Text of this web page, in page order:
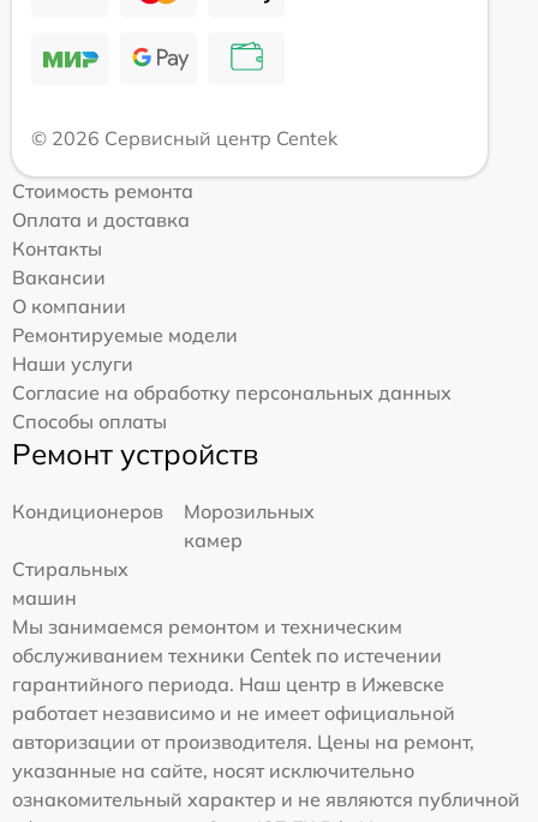
© 2026 Сервисный центр Centek
Стоимость ремонта
Оплата и доставка
Контакты
Вакансии
О компании
Ремонтируемые модели
Наши услуги
Согласие на обработку персональных данных
Способы оплаты
Ремонт устройств
Кондиционеров
Морозильных
камер
Стиральных
машин
Мы занимаемся ремонтом и техническим
обслуживанием техники Centek по истечении
гарантийного периода. Наш центр в Ижевске
работает независимо и не имеет официальной
авторизации от производителя. Цены на ремонт,
указанные на сайте, носят исключительно
ознакомительный характер и не являются публичной